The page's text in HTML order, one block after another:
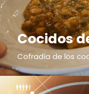
Cocidos
Cofradía de los